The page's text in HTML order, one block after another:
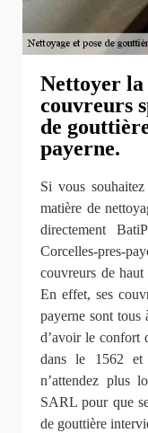
Nettoyer la
couvreurs
de
payerne.
Si vous
matière de
directement
Corcelles-pres-
couvreurs de
En effet, ses
payerne sont tous
d’avoir le confort
dans le 1562 et
n’attendez plus
SARL pour que
de gouttière